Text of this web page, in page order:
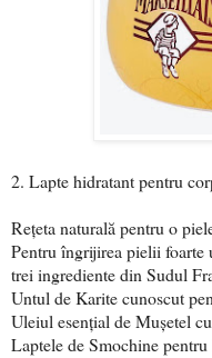
2. Lapte hidratant pentru
Rețeta naturală pentru o
Pentru îngrijirea pielii foarte
trei ingrediente din Sudul
Untul de Karite cunoscut
Uleiul esențial de Mușetel
Laptele de Smochine